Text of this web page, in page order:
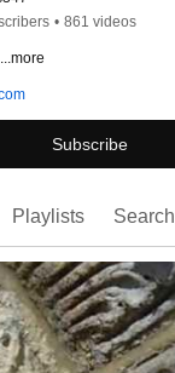
• 861 videos
...more
Subscribe
Playlists Search